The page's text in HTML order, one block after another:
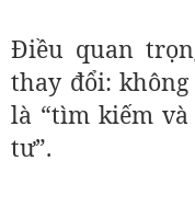
Điều quan
thay đổi:
là “tìm kiếm
tư”.